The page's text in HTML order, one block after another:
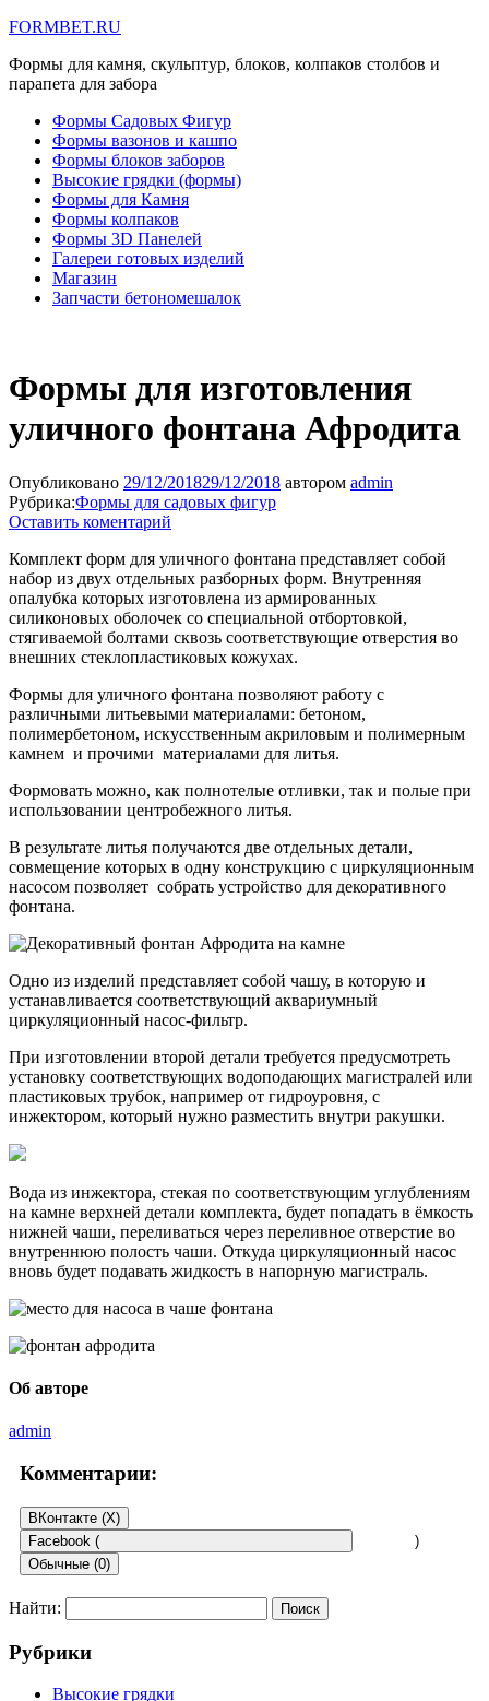
FORMBET.RU
Формы для камня, скульптур, блоков, колпаков столбов и
парапета для забора
Формы Садовых Фигур
Формы вазонов и кашпо
Формы блоков заборов
Высокие грядки (формы)
Формы для Камня
Формы колпаков
Формы 3D Панелей
Галереи готовых изделий
Магазин
Запчасти бетономешалок
Формы для изготовления
уличного фонтана Афродита
Опубликовано 29/12/201829/12/2018 автором admin
Рубрика:Формы для садовых фигур
Оставить коментарий
Комплект форм для уличного фонтана представляет собой
набор из двух отдельных разборных форм. Внутренняя
опалубка которых изготовлена из армированных
силиконовых оболочек со специальной отбортовкой,
стягиваемой болтами сквозь соответствующие отверстия во
внешних стеклопластиковых кожухах.
Формы для уличного фонтана позволяют работу с
различными литьевыми материалами: бетоном,
полимербетоном, искусственным акриловым и полимерным
камнем и прочими материалами для литья.
Формовать можно, как полнотелые отливки, так и полые при
использовании центробежного литья.
В результате литья получаются две отдельных детали,
совмещение которых в одну конструкцию с циркуляционным
насосом позволяет собрать устройство для декоративного
фонтана.
Одно из изделий представляет собой чашу, в которую и
устанавливается соответствующий аквариумный
циркуляционный насос-фильтр.
При изготовлении второй детали требуется предусмотреть
установку соответствующих водоподающих магистралей или
пластиковых трубок, например от гидроуровня, с
инжектором, который нужно разместить внутри ракушки.
Вода из инжектора, стекая по соответствующим углублениям
на камне верхней детали комплекта, будет попадать в ёмкость
нижней чаши, переливаться через переливное отверстие во
внутреннюю полость чаши. Откуда циркуляционный насос
вновь будет подавать жидкость в напорную магистраль.
Об авторе
admin
Комментарии:
ВКонтакте (X)
Facebook (
)
Обычные (0)
помечены*
Найти:
Рубрики
Высокие грядки